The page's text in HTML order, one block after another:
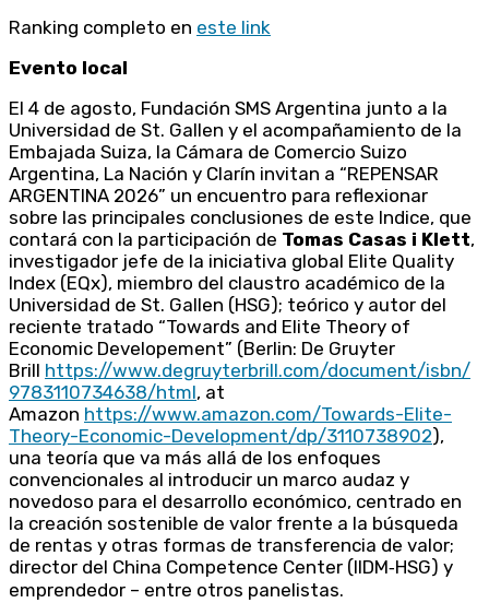
Ranking completo en este link
Evento local
El 4 de agosto, Fundación SMS Argentina junto a la
Universidad de St. Gallen y el acompañamiento de la
Embajada Suiza, la Cámara de Comercio Suizo
Argentina, La Nación y Clarín invitan a “REPENSAR
ARGENTINA 2026” un encuentro para reflexionar
sobre las principales conclusiones de este Indice, que
contará con la participación de Tomas Casas i Klett,
investigador jefe de la iniciativa global Elite Quality
Index (EQx), miembro del claustro académico de la
Universidad de St. Gallen (HSG); teórico y autor del
reciente tratado “Towards and Elite Theory of
Economic Developement” (Berlin: De Gruyter
Brill https://www.degruyterbrill.com/document/isbn/
9783110734638/html, at
Amazon https://www.amazon.com/Towards-Elite-
Theory-Economic-Development/dp/3110738902),
una teoría que va más allá de los enfoques
convencionales al introducir un marco audaz y
novedoso para el desarrollo económico, centrado en
la creación sostenible de valor frente a la búsqueda
de rentas y otras formas de transferencia de valor;
director del China Competence Center (IIDM‑HSG) y
emprendedor – entre otros panelistas.